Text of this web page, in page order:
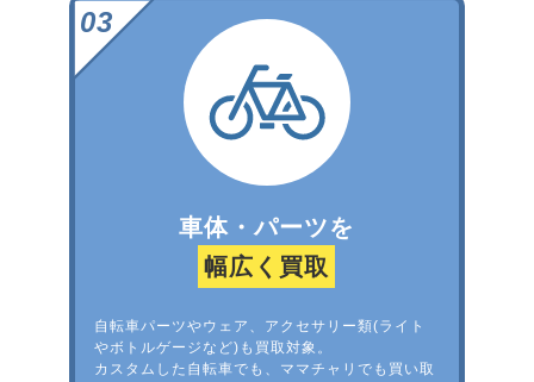
車体・パーツを
幅広く買取
自転車パーツやウェア、アクセサリー類(ライト
やボトルゲージなど)も買取対象。
カスタムした自転車でも、ママチャリでも買い取